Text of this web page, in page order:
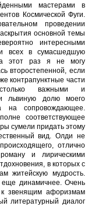
мастерами в
Космической Фуги.
проведении
основной темы
интересными
всех в сумасшедшую
этот раз я не могу
второстепенной, если
контрапунктные части
важными и
львиную долю моего
на сопровождающее.
соответствующее
сумели придать этому
вид. Олди не
отлично
и лирическими
в которых с
житейскую мудрость.
еще динамичнее. Очень
звенящим афоризмам
литературный диалог